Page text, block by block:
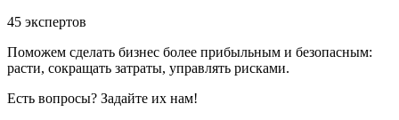
45 экспертов
Поможем сделать бизнес более прибыльным и безопасным:
расти, cокращать затраты, управлять рисками.
Есть вопросы? Задайте их нам!